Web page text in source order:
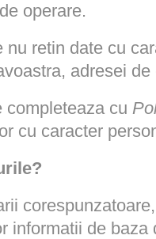
operare.
nu retin date cu
adresei
completeaza cu
cu caracter
informatii de